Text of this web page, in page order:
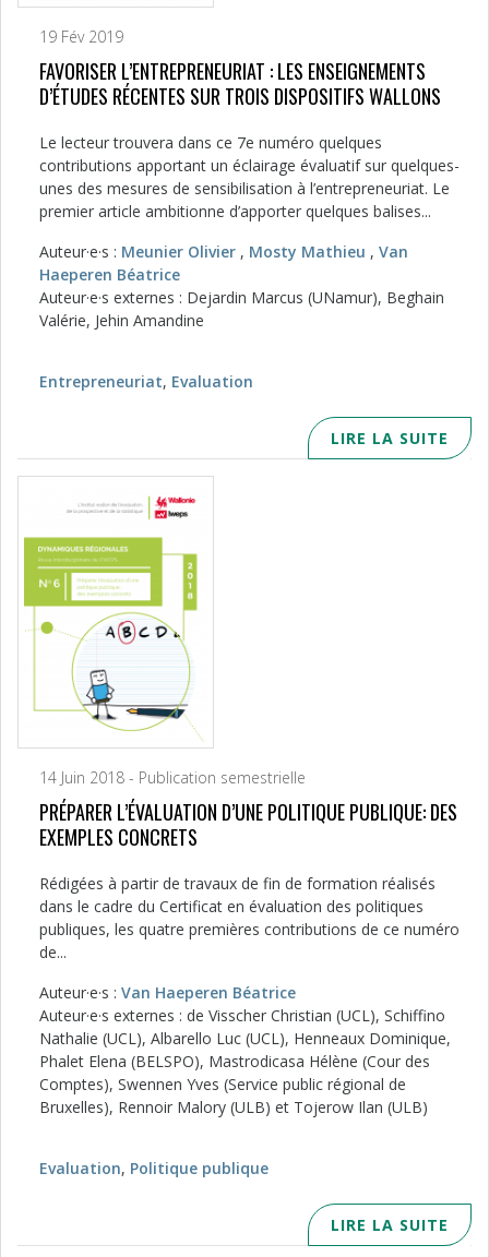
19 Fév 2019
FAVORISER L’ENTREPRENEURIAT : LES ENSEIGNEMENTS
D’ÉTUDES RÉCENTES SUR TROIS DISPOSITIFS WALLONS
Le lecteur trouvera dans ce 7e numéro quelques
contributions apportant un éclairage évaluatif sur quelques-
unes des mesures de sensibilisation à l’entrepreneuriat. Le
premier article ambitionne d’apporter quelques balises...
Auteur·e·s : Meunier Olivier , Mosty Mathieu , Van
Haeperen Béatrice
Auteur·e·s externes : Dejardin Marcus (UNamur), Beghain
Valérie, Jehin Amandine
Entrepreneuriat, Evaluation
LIRE LA SUITE
14 Juin 2018 - Publication semestrielle
PRÉPARER L’ÉVALUATION D’UNE POLITIQUE PUBLIQUE: DES
EXEMPLES CONCRETS
Rédigées à partir de travaux de fin de formation réalisés
dans le cadre du Certificat en évaluation des politiques
publiques, les quatre premières contributions de ce numéro
de...
Auteur·e·s : Van Haeperen Béatrice
Auteur·e·s externes : de Visscher Christian (UCL), Schiffino
Nathalie (UCL), Albarello Luc (UCL), Henneaux Dominique,
Phalet Elena (BELSPO), Mastrodicasa Hélène (Cour des
Comptes), Swennen Yves (Service public régional de
Bruxelles), Rennoir Malory (ULB) et Tojerow Ilan (ULB)
Evaluation, Politique publique
LIRE LA SUITE